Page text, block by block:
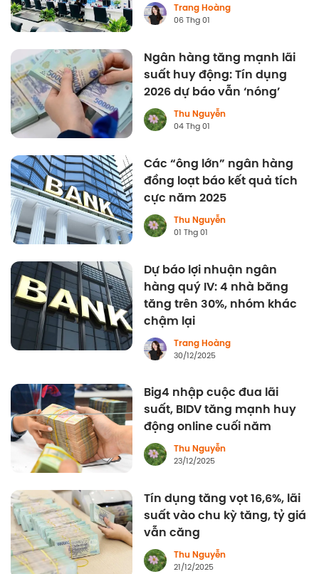
Trang Hoàng
06 Thg 01
Ngân hàng tăng mạnh lãi
suất huy động: Tín dụng
2026 dự báo vẫn ‘nóng’
Thu Nguyễn
04 Thg 01
Các “ông lớn” ngân hàng
đồng loạt báo kết quả tích
cực năm 2025
Thu Nguyễn
01 Thg 01
Dự báo lợi nhuận ngân
hàng quý IV: 4 nhà băng
tăng trên 30%, nhóm khác
chậm lại
Trang Hoàng
30/12/2025
Big4 nhập cuộc đua lãi
suất, BIDV tăng mạnh huy
động online cuối năm
Thu Nguyễn
23/12/2025
Tín dụng tăng vọt 16,6%, lãi
suất vào chu kỳ tăng, tỷ giá
vẫn căng
Thu Nguyễn
21/12/2025